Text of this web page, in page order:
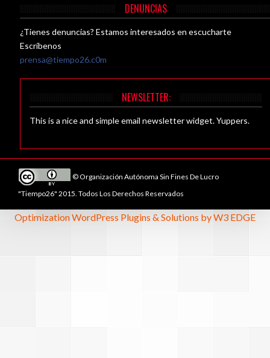
DENUNCIAS
¿Tienes denuncias? Estamos interesados en escucharte
Escríbenos
prensa@tiempo26.c0m
NEWSLETTER:
This is a nice and simple email newsletter widget. Yuppers.
© Organización Autónoma Sin Fines De Lucro
"Tiempo26" 2015. Todos Los Derechos Reservados
Optimization WordPress Plugins & Solutions by W3 EDGE